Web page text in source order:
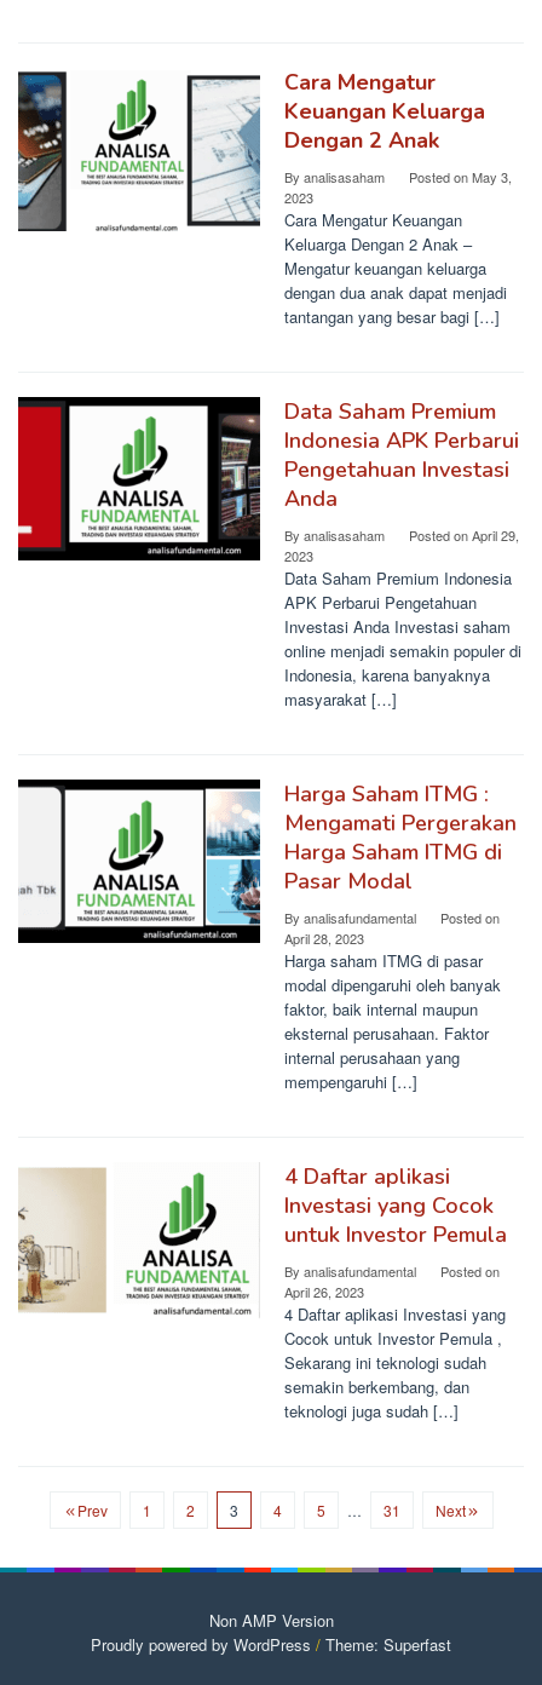
Cara Mengatur
Keuangan Keluarga
Dengan 2 Anak
By analisasaham Posted onMay 3,
2023
Cara Mengatur Keuangan
Keluarga Dengan 2 Anak –
Mengatur keuangan keluarga
dengan dua anak dapat menjadi
tantangan yang besar bagi […]
Data Saham Premium
Indonesia APK Perbarui
Pengetahuan Investasi
Anda
By analisasaham Posted onApril 29,
2023
Data Saham Premium Indonesia
APK Perbarui Pengetahuan
Investasi Anda Investasi saham
online menjadi semakin populer di
Indonesia, karena banyaknya
masyarakat […]
Harga Saham ITMG :
Mengamati Pergerakan
Harga Saham ITMG di
Pasar Modal
By analisafundamental
Posted on
April 28, 2023
Harga saham ITMG di pasar
modal dipengaruhi oleh banyak
faktor, baik internal maupun
eksternal perusahaan. Faktor
internal perusahaan yang
mempengaruhi […]
4 Daftar aplikasi
Investasi yang Cocok
untuk Investor Pemula
By analisafundamental
Posted on
April 26, 2023
4 Daftar aplikasi Investasi yang
Cocok untuk Investor Pemula ,
Sekarang ini teknologi sudah
semakin berkembang, dan
teknologi juga sudah […]
Prev 1 2 3 4 5 … 31 Next
Non AMP Version
Proudly powered by WordPress / Theme: Superfast